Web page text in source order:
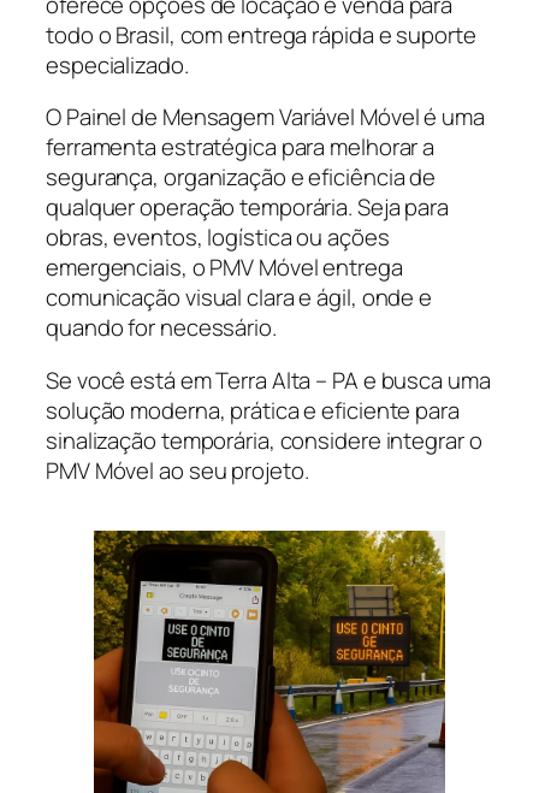
todo o Brasil, com entrega rápida e suporte
especializado.
O Painel de Mensagem Variável Móvel é uma
ferramenta estratégica para melhorar a
segurança, organização e eficiência de
qualquer operação temporária. Seja para
obras, eventos, logística ou ações
emergenciais, o PMV Móvel entrega
comunicação visual clara e ágil, onde e
quando for necessário.
Se você está em Terra Alta – PA e busca uma
solução moderna, prática e eficiente para
sinalização temporária, considere integrar o
PMV Móvel ao seu projeto.